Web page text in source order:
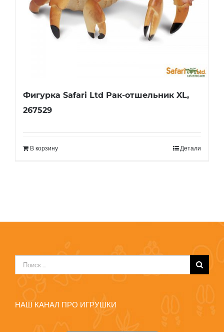
Фигурка Safari Ltd Рак-отшельник XL,
267529
В корзину Детали
Результат
поиска:
НАШ КАНАЛ ПРО ИГРУШКИ